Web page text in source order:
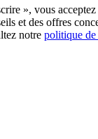
», vous
et des offres
notre politique